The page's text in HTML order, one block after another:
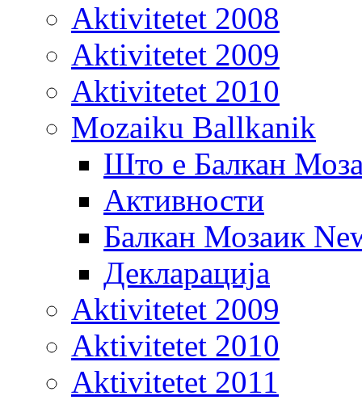
Aktivitetet 2008
Aktivitetet 2009
Aktivitetet 2010
Mozaiku Ballkanik
Што е Балкан
Активности
Балкан Мозаик
Декларација
Aktivitetet 2009
Aktivitetet 2010
Aktivitetet 2011